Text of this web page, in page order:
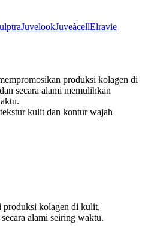
JuvelookJuveàcellElravie
produksi kolagen di
secara alami memulihkan
kulit dan kontur wajah
kolagen di kulit,
alami seiring waktu.